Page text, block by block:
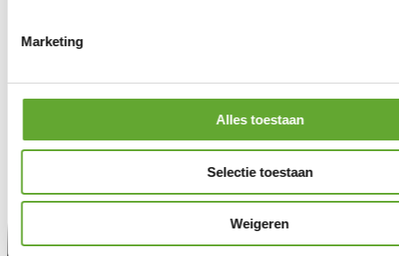
Marketing
Alles toestaan
Selectie toestaan
Weigeren